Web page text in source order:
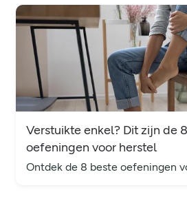
Verstuikte enkel? Dit zijn de
oefeningen voor herstel